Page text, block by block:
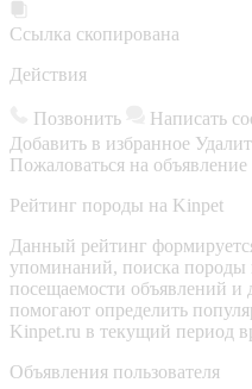
Ссылка скопирована
Действия
Позвонить Написать
Добавить в избранное
Пожаловаться на объявление
Рейтинг породы на Kinpet
Данный рейтинг
упоминаний, поиска породы
посещаемости объявлений и
помогают определить
Kinpet.ru в текущий период
Объявления пользователя